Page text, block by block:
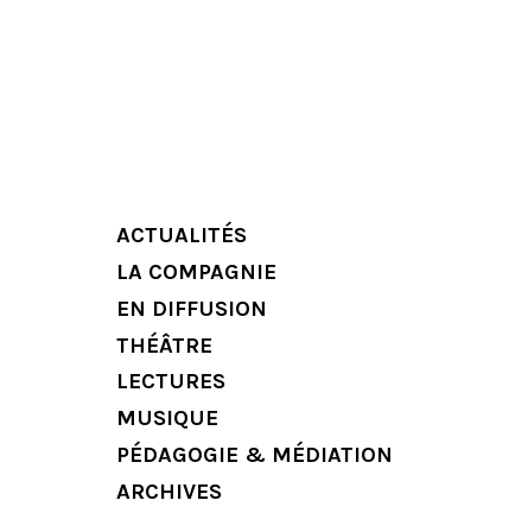
ACTUALITÉS
LA COMPAGNIE
EN DIFFUSION
THÉÂTRE
LECTURES
MUSIQUE
PÉDAGOGIE & MÉDIATION
ARCHIVES